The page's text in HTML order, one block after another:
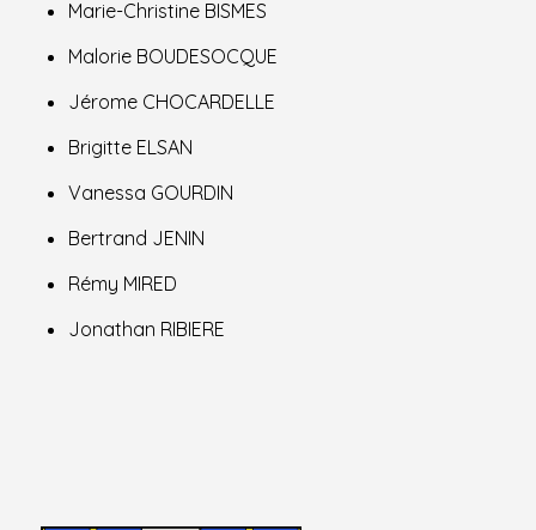
Marie-Christine BISMES
Malorie BOUDESOCQUE
Jérome CHOCARDELLE
Brigitte ELSAN
Vanessa GOURDIN
Bertrand JENIN
Rémy MIRED
Jonathan RIBIERE